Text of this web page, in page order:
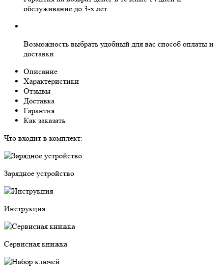
обслуживание до 3-х лет
Возможность выбрать удобный для вас способ оплаты и
доставки
Описание
Характеристики
Отзывы
Доставка
Гарантия
Как заказать
Что входит в комплект:
Зарядное устройство
Инструкция
Сервисная книжка